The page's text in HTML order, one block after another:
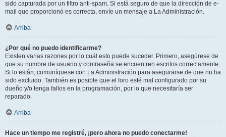
sido capturada por un filtro anti-spam. Si está seguro de que la dirección de e-
mail que proporcionó es correcta, envíe un mensaje a La Administración.
Arriba
¿Por qué no puedo identificarme?
Existen varias razones por lo cuál esto puede suceder. Primero, asegúrese de
que su nombre de usuario y contraseña se encuentren escritos correctamente.
Si lo están, comuníquese con La Administración para asegurarse de que no ha
sido excluido. También es posible que el foro esté mal configurado por su
dueño y/o tenga fallos en la programación, por lo que necesitaría ser
reparado.
Arriba
Hace un tiempo me registré, ¡pero ahora no puedo conectarme!